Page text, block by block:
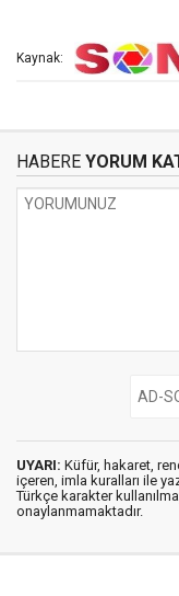
Kaynak:
HABERE YORUM
UYARI: Küfür, hakaret,
içeren, imla kuralları ile
Türkçe karakter
onaylanmamaktadır.